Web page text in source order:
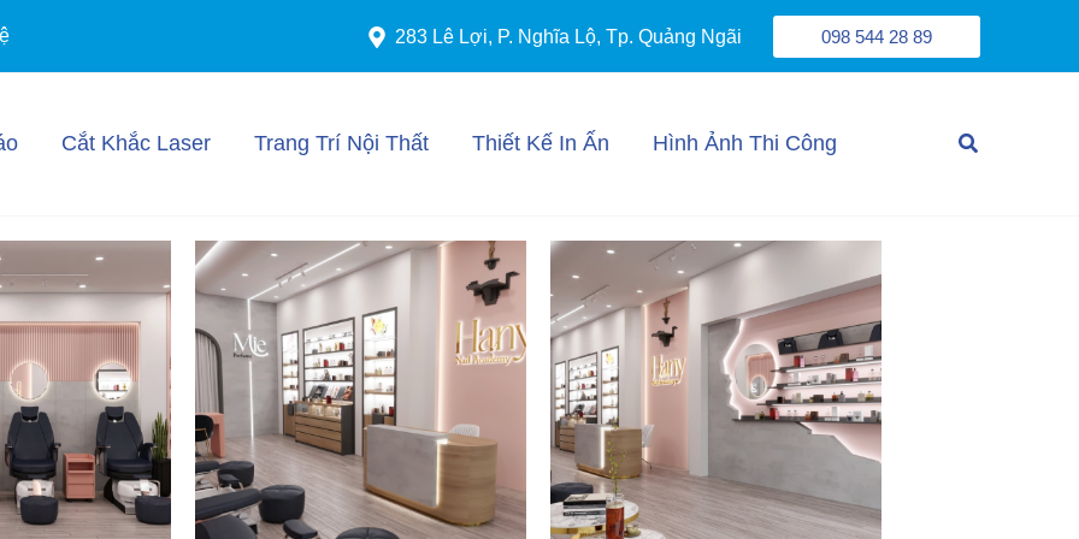
283 Lê Lợi, P. Nghĩa Lộ, Tp. Quảng Ngãi 098 544 28 89
Cắt Khắc Laser Trang Trí Nội Thất Thiết Kế In Ấn Hình Ảnh Thi Công
Tìm